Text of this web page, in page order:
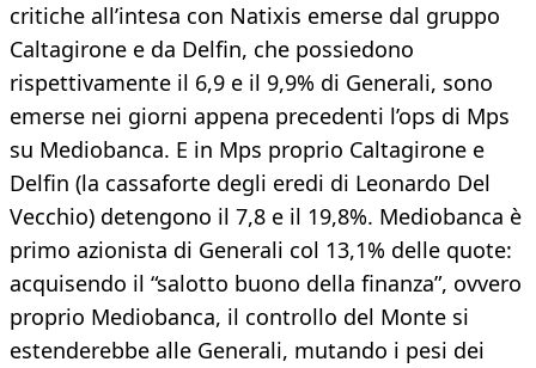
critiche all’intesa con Natixis emerse dal gruppo
Caltagirone e da Delfin, che possiedono
rispettivamente il 6,9 e il 9,9% di Generali, sono
emerse nei giorni appena precedenti l’ops di Mps
su Mediobanca. E in Mps proprio Caltagirone e
Delfin (la cassaforte degli eredi di Leonardo Del
Vecchio) detengono il 7,8 e il 19,8%. Mediobanca è
primo azionista di Generali col 13,1% delle quote:
acquisendo il “salotto buono della finanza”, ovvero
proprio Mediobanca, il controllo del Monte si
estenderebbe alle Generali, mutando i pesi dei